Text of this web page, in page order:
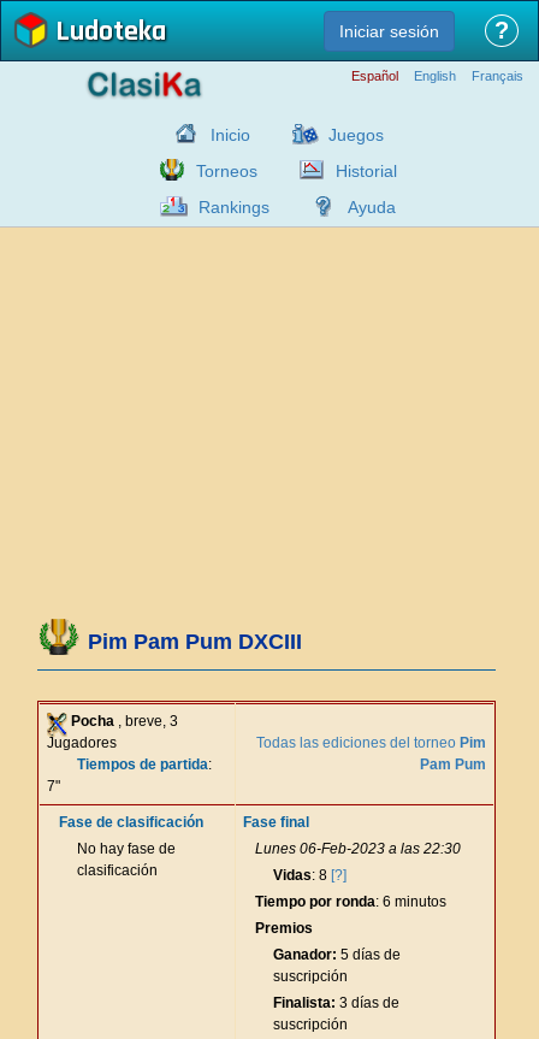
Ludoteka Iniciar sesión ?
Español English Français
Inicio
Juegos
Torneos
Historial
Rankings
Ayuda
Pim Pam Pum DXCIII
Pocha , breve, 3
Jugadores
Tiempos de partida:
7"
Todas las ediciones del torneo Pim
Pam Pum
Fase de clasificación
No hay fase de
clasificación
Fase final
Lunes 06-Feb-2023 a las 22:30
Vidas: 8 [?]
Tiempo por ronda: 6 minutos
Premios
Ganador: 5 días de
suscripción
Finalista: 3 días de
suscripción